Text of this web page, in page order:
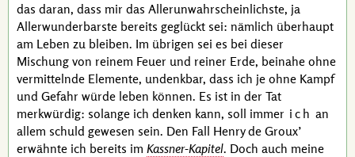
das daran, dass mir das Allerunwahrscheinlichste, ja
Allerwunderbarste bereits geglückt sei: nämlich überhaupt
am Leben zu bleiben. Im übrigen sei es bei dieser
Mischung von reinem Feuer und reiner Erde, beinahe ohne
vermittelnde Elemente, undenkbar, dass ich je ohne Kampf
und Gefahr würde leben können. Es ist in der Tat
merkwürdig: solange ich denken kann, soll immer ich an
allem schuld gewesen sein. Den Fall Henry de Groux’
erwähnte ich bereits im Kassner-Kapitel. Doch auch meine